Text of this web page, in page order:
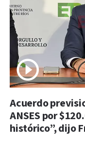
Acuerdo
ANSES por
histórico”, dijo